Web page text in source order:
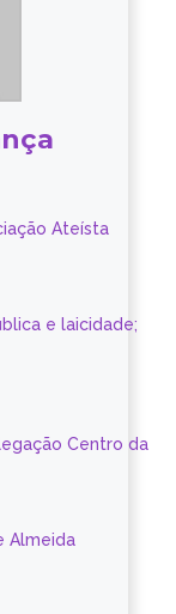
Ateísta
e laicidade;
Centro da
Almeida